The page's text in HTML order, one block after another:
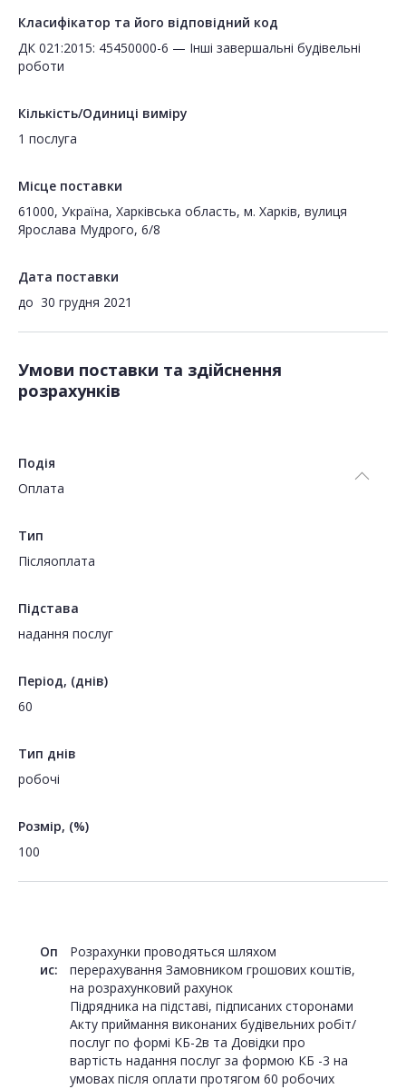
Класифікатор та його відповідний код
ДК 021:2015: 45450000-6 — Інші завершальні будівельні
роботи
Кількість/Одиниці виміру
1 послуга
Місце поставки
61000, Україна, Харківська область, м. Харків, вулиця
Ярослава Мудрого, 6/8
Дата поставки
до 30 грудня 2021
Умови поставки та здійснення
розрахунків
Подія
Оплата
Тип
Пiсляоплата
Підстава
надання послуг
Період, (днів)
60
Тип днів
робочі
Розмір, (%)
100
Оп
ис:
Розрахунки проводяться шляхом
перерахування Замовником грошових коштів,
на розрахунковий рахунок
Підрядника на підставі, підписаних сторонами
Акту приймання виконаних будівельних робіт/
послуг по формі КБ-2в та Довідки про
вартість надання послуг за формою КБ -3 на
умовах після оплати протягом 60 робочих